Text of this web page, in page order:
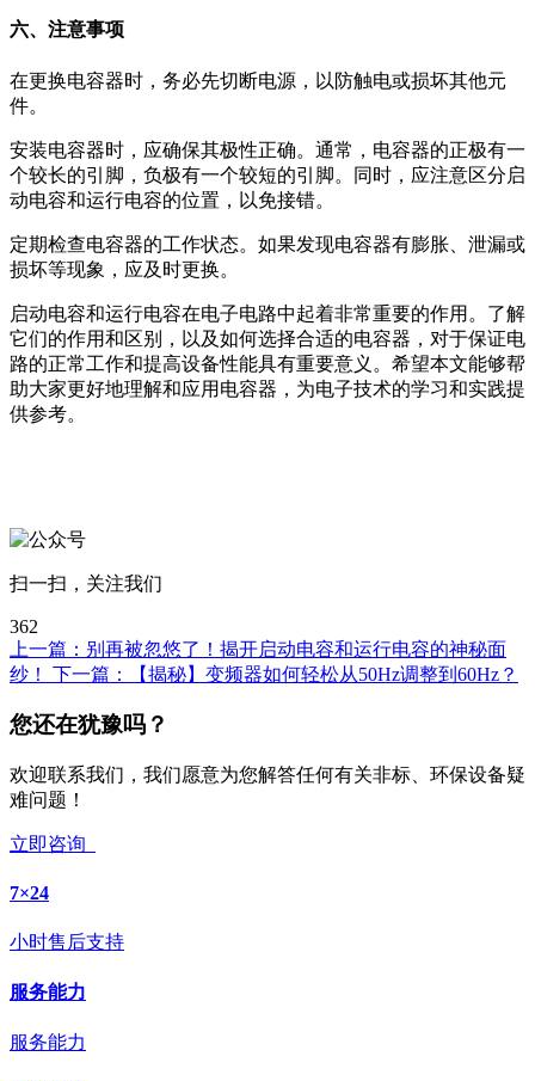
六、注意事项
在更换电容器时，务必先切断电源，以防触电或损坏其他元
件。
安装电容器时，应确保其极性正确。通常，电容器的正极有一
个较长的引脚，负极有一个较短的引脚。同时，应注意区分启
动电容和运行电容的位置，以免接错。
定期检查电容器的工作状态。如果发现电容器有膨胀、泄漏或
损坏等现象，应及时更换。
启动电容和运行电容在电子电路中起着非常重要的作用。了解
它们的作用和区别，以及如何选择合适的电容器，对于保证电
路的正常工作和提高设备性能具有重要意义。希望本文能够帮
助大家更好地理解和应用电容器，为电子技术的学习和实践提
供参考。
扫一扫，关注我们
362
上一篇： 别再被忽悠了！揭开启动电容和运行电容的神秘面
纱！
下一篇： 【揭秘】变频器如何轻松从50Hz调整到60Hz？
您还在犹豫吗？
欢迎联系我们，我们愿意为您解答任何有关非标、环保设备疑
难问题！
立即咨询
7×24
小时售后支持
服务能力
服务能力